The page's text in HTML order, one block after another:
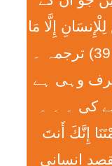
إِلَّا مَا
سَعَی (سورت 53 النّجم آیت 39) ترجمہ ۔
صرف وہی ہے
کی ۔ ۔ ۔
إِنَّكَ أَنتَ
انسانی